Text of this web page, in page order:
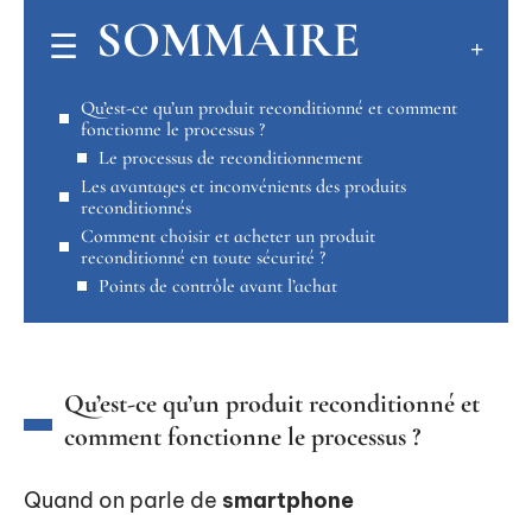
SOMMAIRE
Qu’est-ce qu’un produit reconditionné et comment
fonctionne le processus ?
Le processus de reconditionnement
Les avantages et inconvénients des produits
reconditionnés
Comment choisir et acheter un produit
reconditionné en toute sécurité ?
Points de contrôle avant l’achat
Qu’est-ce qu’un produit reconditionné et
comment fonctionne le processus ?
Quand on parle de smartphone